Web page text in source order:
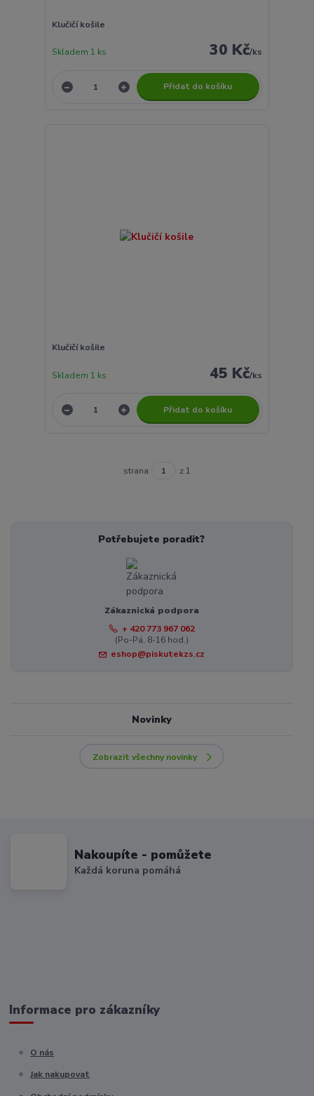
Klučičí košile
30 Kč/ks
Skladem 1 ks
Přidat do košíku
Klučičí košile
45 Kč/ks
Skladem 1 ks
Přidat do košíku
strana z 1
Potřebujete poradit?
Zákaznická podpora
+ 420 773 967 062
(Po-Pá, 8-16 hod.)
eshop@piskutekzs.cz
Novinky
Zobrazit všechny novinky
Nakoupíte - pomůžete
Každá koruna pomáhá
Informace pro zákazníky
O nás
Jak nakupovat